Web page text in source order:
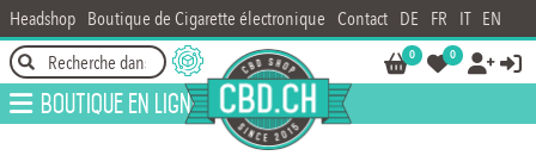
Headshop Boutique de Cigarette électronique Contact DE FR IT EN
0 0  
Boutique en ligne